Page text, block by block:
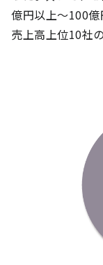
億円以上～100億
売上高上位10社